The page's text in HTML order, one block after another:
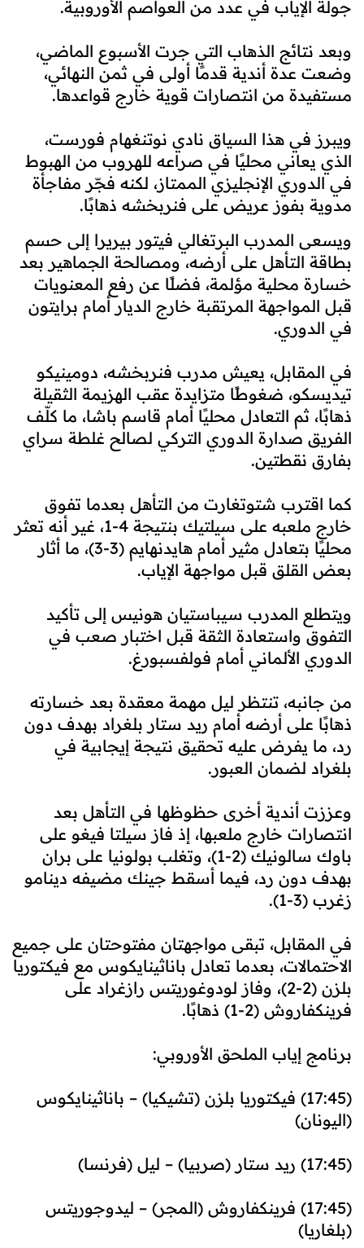
جولة الإياب في عدد من العواصم الأوروبية.
وبعد نتائج الذهاب التي جرت الأسبوع الماضي،
وضعت عدة أندية قدمًا أولى في ثمن النهائي،
مستفيدة من انتصارات قوية خارج قواعدها.
ويبرز في هذا السياق نادي نوتنغهام فورست،
الذي يعاني محليًا في صراعه للهروب من الهبوط
في الدوري الإنجليزي الممتاز، لكنه فجّر مفاجأة
مدوية بفوز عريض على فنربخشه ذهابًا.
ويسعى المدرب البرتغالي فيتور بيريرا إلى حسم
بطاقة التأهل على أرضه، ومصالحة الجماهير بعد
خسارة محلية مؤلمة، فضلًا عن رفع المعنويات
قبل المواجهة المرتقبة خارج الديار أمام برايتون
في الدوري.
في المقابل، يعيش مدرب فنربخشه، دومينيكو
تيديسكو، ضغوطًا متزايدة عقب الهزيمة الثقيلة
ذهابًا، ثم التعادل محليًا أمام قاسم باشا، ما كلّف
الفريق صدارة الدوري التركي لصالح غلطة سراي
بفارق نقطتين.
كما اقترب شتوتغارت من التأهل بعدما تفوق
خارج ملعبه على سيلتيك بنتيجة 4-1، غير أنه تعثر
محليًا بتعادل مثير أمام هايدنهايم (3-3)، ما أثار
بعض القلق قبل مواجهة الإياب.
ويتطلع المدرب سيباستيان هونيس إلى تأكيد
التفوق واستعادة الثقة قبل اختبار صعب في
الدوري الألماني أمام فولفسبورغ.
من جانبه، تنتظر ليل مهمة معقدة بعد خسارته
ذهابًا على أرضه أمام ريد ستار بلغراد بهدف دون
رد، ما يفرض عليه تحقيق نتيجة إيجابية في
بلغراد لضمان العبور.
وعززت أندية أخرى حظوظها في التأهل بعد
انتصارات خارج ملعبها، إذ فاز سيلتا فيغو على
باوك سالونيك (2-1)، وتغلب بولونيا على بران
بهدف دون رد، فيما أسقط جينك مضيفه دينامو
زغرب (3-1).
في المقابل، تبقى مواجهتان مفتوحتان على جميع
الاحتمالات، بعدما تعادل باناثينايكوس مع فيكتوريا
بلزن (2-2)، وفاز لودوغوريتس رازغراد على
فرينكفاروش (2-1) ذهابًا.
برنامج إياب الملحق الأوروبي:
(17:45) فيكتوريا بلزن (تشيكيا) – باناثينايكوس
(اليونان)
(17:45) ريد ستار (صربيا) – ليل (فرنسا)
(17:45) فرينكفاروش (المجر) – ليدوجوريتس
(بلغاريا)